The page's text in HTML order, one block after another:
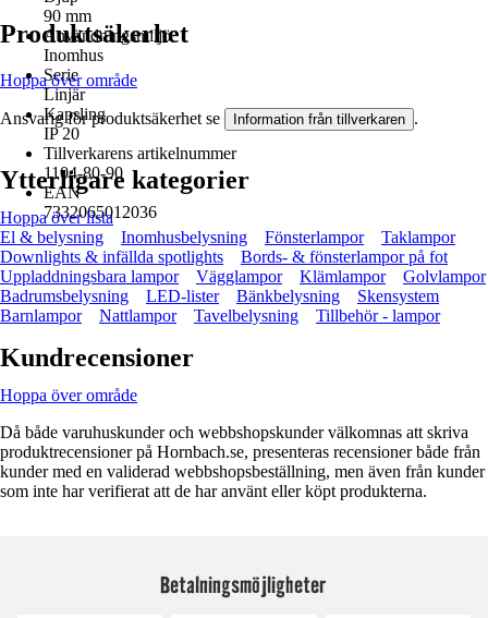
90 mm
Användningsmiljö
Inomhus
Serie
Linjär
Kapsling
IP 20
Tillverkarens artikelnummer
1104-80-90
EAN
7332065012036
Produktsäkerhet
Hoppa över område
Ansvarig för produktsäkerhet se Information från tillverkaren .
Ytterligare kategorier
Hoppa över lista
El & belysning
Inomhusbelysning Fönsterlampor
Taklampor
Downlights & infällda spotlights
Bords- & fönsterlampor på fot
Uppladdningsbara lampor
Vägglampor Klämlampor
Golvlampor
Badrumsbelysning
LED-lister Bänkbelysning
Skensystem
Barnlampor
Nattlampor Tavelbelysning Tillbehör - lampor
Kundrecensioner
Hoppa över område
Då både varuhuskunder och webbshopskunder välkomnas att skriva
produktrecensioner på Hornbach.se, presenteras recensioner både från
kunder med en validerad webbshopsbeställning, men även från kunder
som inte har verifierat att de har använt eller köpt produkterna.
Betalningsmöjligheter